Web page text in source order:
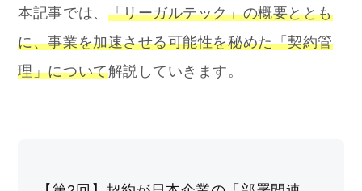
本記事では、 「リーガルテック」の概要ととも
に、事業を加速させる可能性を秘めた「契約管
理」について解説していきます。